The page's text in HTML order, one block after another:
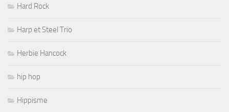
Hard Rock
Harp et Steel Trio
Herbie Hancock
hip hop
Hippisme